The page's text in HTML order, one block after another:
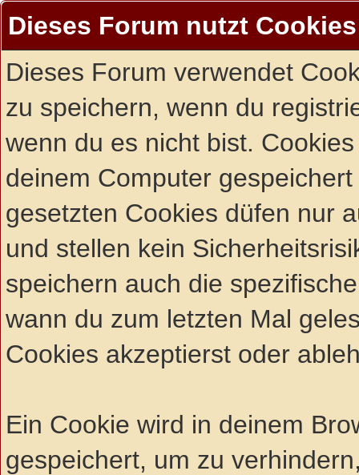
Dieses Forum nutzt Cookies
Dieses Forum verwendet
zu speichern, wenn du
wenn du es nicht bist.
deinem Computer
gesetzten Cookies düfen nur
und stellen kein
speichern auch die
wann du zum letzten Mal
Cookies akzeptierst oder
Ein Cookie wird in deinem
gespeichert, um zu